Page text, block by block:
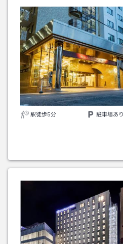
駅徒歩5分 駐車場あり